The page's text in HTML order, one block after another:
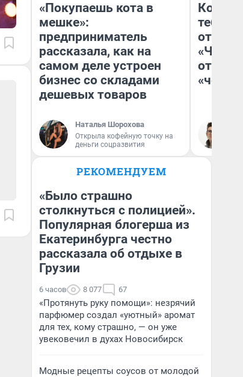
«Покупаешь кота в
мешке»:
предприниматель
рассказала, как на
самом деле устроен
бизнес со складами
дешевых товаров
Наталья Шорохова
Открыла кофейную точку на
деньги соцразвития
тебя
отзыв
РЕКОМЕНДУЕМ
«Было страшно
столкнуться с полицией».
Популярная блогерша из
Екатеринбурга честно
рассказала об отдыхе в
Грузии
6 часов 8 077 67
«Протянуть руку помощи»: незрячий
парфюмер создал «уютный» аромат
для тех, кому страшно, — он уже
увековечил в духах Новосибирск
Модные рецепты соусов от молодой